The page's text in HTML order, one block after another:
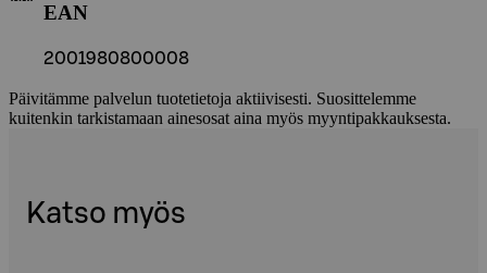
EAN
2001980800008
Päivitämme palvelun tuotetietoja aktiivisesti. Suosittelemme
kuitenkin tarkistamaan ainesosat aina myös myyntipakkauksesta.
Katso myös